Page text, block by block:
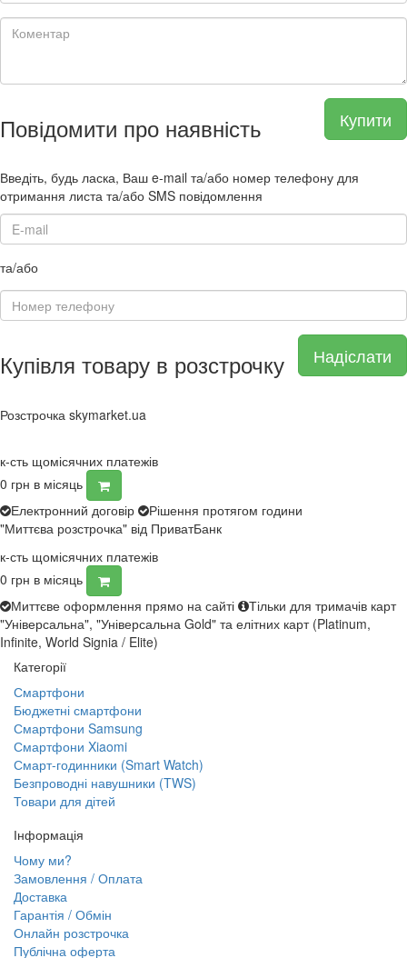
Купити
Повідомити про наявність
Введіть, будь ласка, Ваш e-mail та/або номер телефону для
отримання листа та/або SMS повідомлення
та/або
Надіслати
Купівля товару в розстрочку
Розстрочка skymarket.ua
к-сть щомісячних платежів
0 грн в місяць
Електронний договір
Рішення протягом години
"Миттєва розстрочка" від ПриватБанк
к-сть щомісячних платежів
0 грн в місяць
Миттєве оформлення прямо на сайті
Тільки для тримачів карт
"Універсальна", "Універсальна Gold" та елітних карт (Platinum,
Infinite, World Signia / Elite)
Категорії
Смартфони
Бюджетні смартфони
Смартфони Samsung
Смартфони Xiaomi
Смарт-годинники (Smart Watch)
Безпроводні навушники (TWS)
Товари для дітей
Інформація
Чому ми?
Замовлення / Оплата
Доставка
Гарантія / Обмін
Онлайн розстрочка
Публічна оферта